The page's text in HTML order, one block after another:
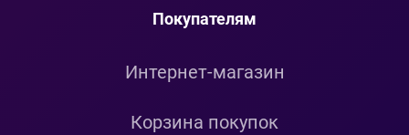
Покупателям
Интернет-магазин
Корзина покупок